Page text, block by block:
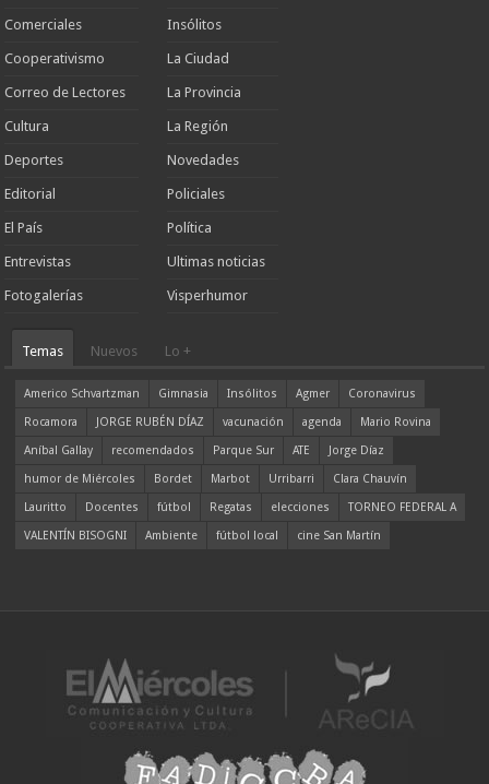
Comerciales
Cooperativismo
Correo de Lectores
Cultura
Deportes
Editorial
El País
Entrevistas
Fotogalerías
Insólitos
La Ciudad
La Provincia
La Región
Novedades
Policiales
Política
Ultimas noticias
Visperhumor
Temas Nuevos Lo +
Americo Schvartzman Gimnasia Insólitos Agmer
Coronavirus
Rocamora
JORGE RUBÉN DÍAZ vacunación agenda
Mario Rovina
Aníbal Gallay
recomendados Parque Sur ATE
Jorge Díaz
humor de Miércoles
Bordet Marbot Urribarri
Clara Chauvín
Lauritto
Docentes fútbol Regatas elecciones
TORNEO FEDERAL A
VALENTÍN BISOGNI
Ambiente fútbol local cine San Martín